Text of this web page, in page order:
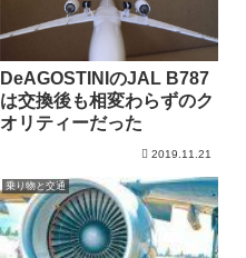
DeAGOSTINIのJAL B787
は交換後も相変わらずのク
オリティーだった
2019.11.21
乗り物と交通